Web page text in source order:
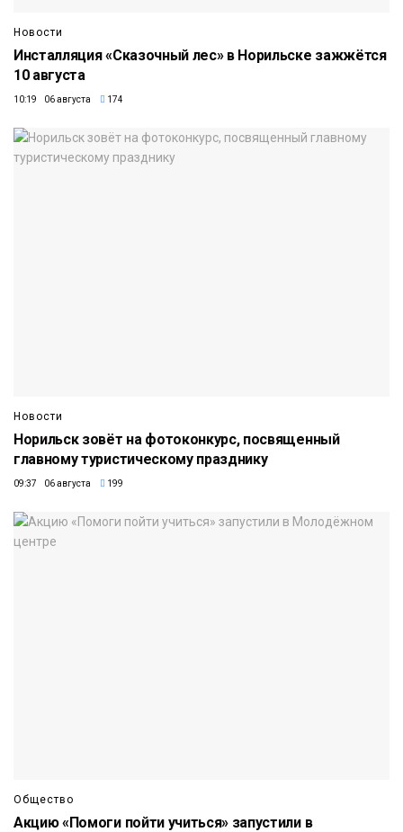
Новости
Инсталляция «Сказочный лес» в Норильске зажжётся
10 августа
10:19 06 августа 174
Новости
Норильск зовёт на фотоконкурс, посвященный
главному туристическому празднику
09:37 06 августа 199
Общество
Акцию «Помоги пойти учиться» запустили в